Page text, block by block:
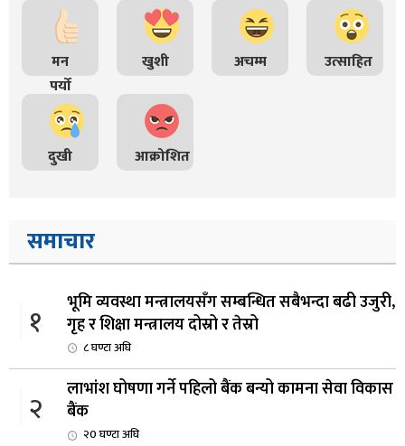
मन
पर्यो
खुशी अचम्म उत्साहित
दुखी आक्रोशित
समाचार
१
भूमि व्यवस्था मन्त्रालयसँग सम्बन्धित सबैभन्दा बढी उजुरी,
गृह र शिक्षा मन्त्रालय दोस्रो र तेस्रो
८ घण्टा अघि
२
लाभांश घोषणा गर्ने पहिलो बैंक बन्यो कामना सेवा विकास
बैंक
२0 घण्टा अघि